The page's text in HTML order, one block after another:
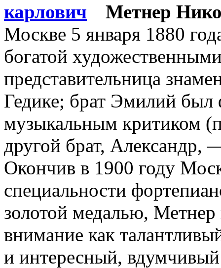
Метнер
Москве 5 января 1880
богатой
представительница
Гедике; брат Эмилий
музыкальным критиком
другой брат,
Окончив в 1900 году
специальности
золотой медалью, Метнер
внимание как
и интересный,